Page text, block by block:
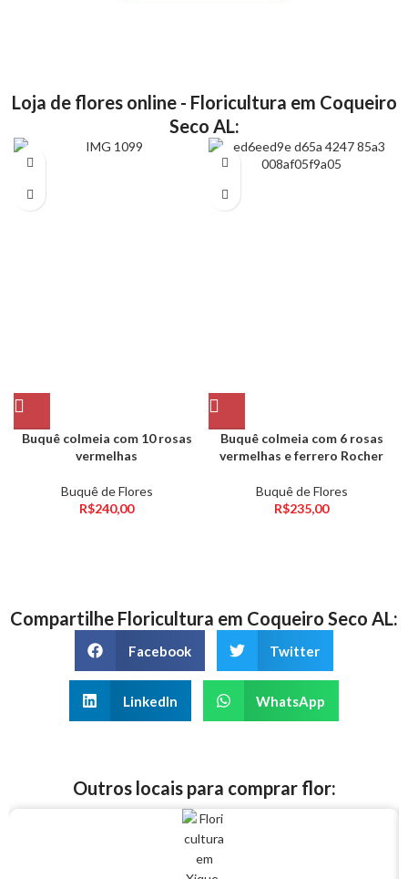
Loja de flores online - Floricultura em Coqueiro
Seco AL:
Buquê colmeia com 10 rosas
vermelhas
Buquê de Flores
R$240,00
Buquê colmeia com 6 rosas
vermelhas e ferrero Rocher
Buquê de Flores
R$235,00
Compartilhe Floricultura em Coqueiro Seco AL:
Facebook Twitter
LinkedIn WhatsApp
Outros locais para comprar flor: